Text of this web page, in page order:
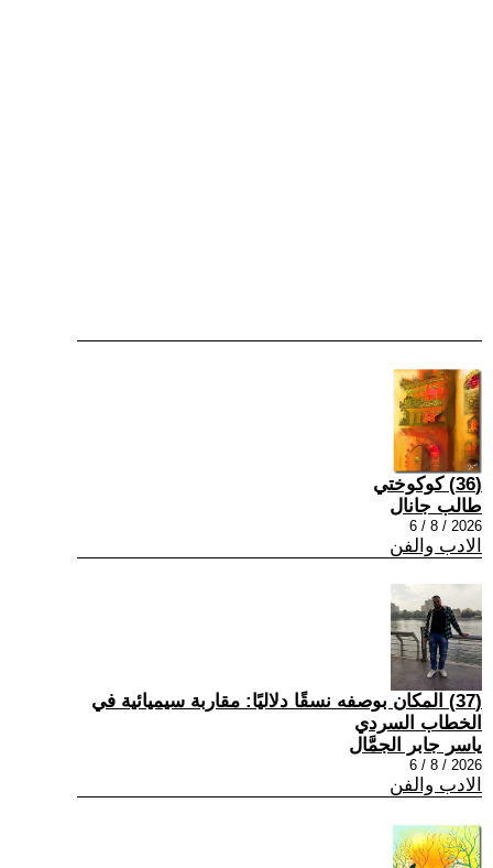
(36) كوكوختي
طالب جانال
2026 / 8 / 6
الادب والفن
(37) المكان بوصفه نسقًا دلاليًا: مقاربة سيميائية في
الخطاب السردي
ياسر جابر الجمَّال
2026 / 8 / 6
الادب والفن